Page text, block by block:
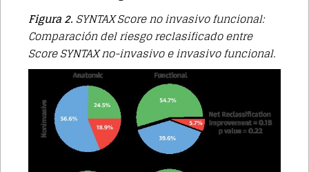
Figura 2.SYNTAX Score no invasivo funcional:
Comparación del riesgo reclasificado entre
Score SYNTAX no-invasivo e invasivo funcional.